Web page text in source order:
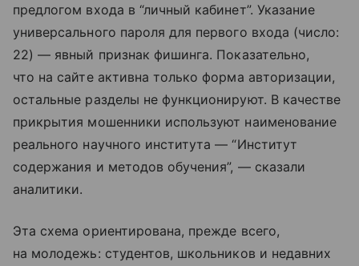
предлогом входа в “личный кабинет”. Указание
универсального пароля для первого входа (число:
22) — явный признак фишинга. Показательно,
что на сайте активна только форма авторизации,
остальные разделы не функционируют. В качестве
прикрытия мошенники используют наименование
реального научного института — “Институт
содержания и методов обучения”, — сказали
аналитики.
Эта схема ориентирована, прежде всего,
на молодежь: студентов, школьников и недавних